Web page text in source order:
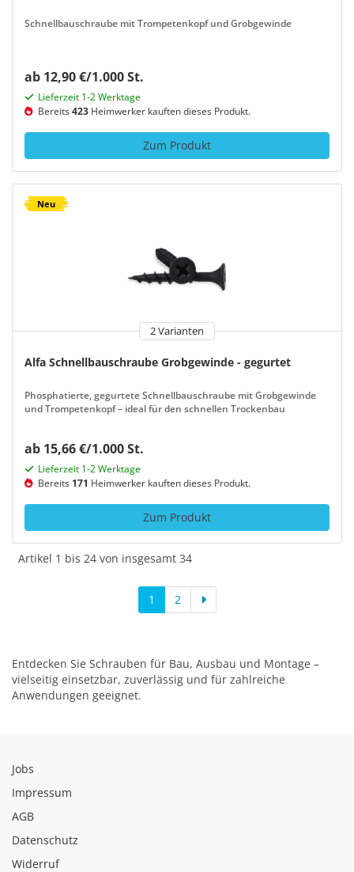
Schnellbauschraube mit Trompetenkopf und Grobgewinde
ab 12,90 €/1.000 St.
Lieferzeit 1-2 Werktage
Bereits423 Heimwerker kauften dieses Produkt.
Zum Produkt
Neu
2 Varianten
Alfa Schnellbauschraube Grobgewinde - gegurtet
Phosphatierte, gegurtete Schnellbauschraube mit Grobgewinde
und Trompetenkopf – ideal für den schnellen Trockenbau
ab 15,66 €/1.000 St.
Lieferzeit 1-2 Werktage
Bereits 171 Heimwerker kauften dieses Produkt.
Zum Produkt
Artikel 1 bis 24 von insgesamt 34
1 2
Entdecken Sie Schrauben für Bau, Ausbau und Montage –
vielseitig einsetzbar, zuverlässig und für zahlreiche
Anwendungen geeignet.
Jobs
Impressum
AGB
Datenschutz
Widerruf